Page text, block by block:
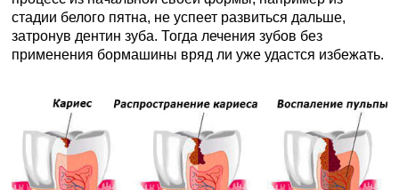
стадии белого пятна, не успеет развиться дальше,
затронув дентин зуба. Тогда лечения зубов без
применения бормашины вряд ли уже удастся избежать.